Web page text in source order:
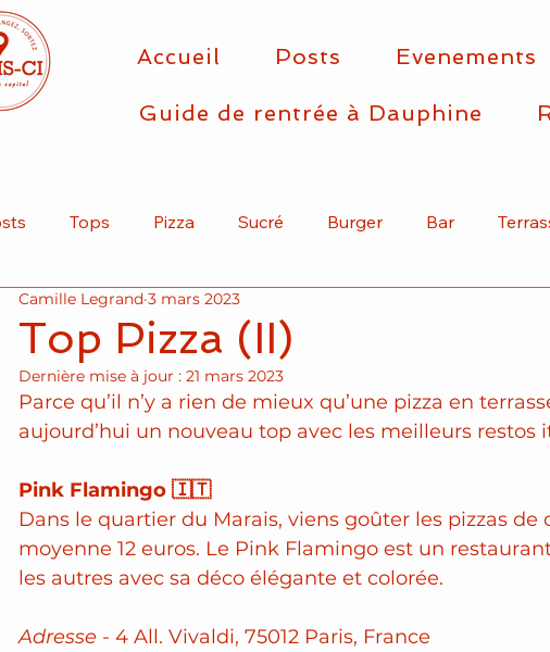
Accueil Posts Evenements
Guide de rentrée à Dauphine
Tops Pizza Sucré Burger Bar
Végétarien Asiatique
Top Pizza (II)
Camille Legrand 3 mars 2023
Dernière mise à jour : 21 mars 2023
Parce qu’il n’y a rien de mieux qu’une pizza en
aujourd’hui un nouveau top avec les meilleurs restos
Pink Flamingo 🇮🇹
Dans le quartier du Marais, viens goûter les pizzas de
moyenne 12 euros. Le Pink Flamingo est un
les autres avec sa déco élégante et colorée.
Adresse - 4 All. Vivaldi, 75012 Paris, France